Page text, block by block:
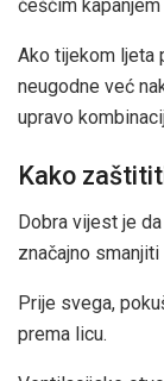
češćim
Ako tijekom ljeta
neugodne već
upravo
Kako
Dobra vijest je
značajno
Prije svega,
prema licu.